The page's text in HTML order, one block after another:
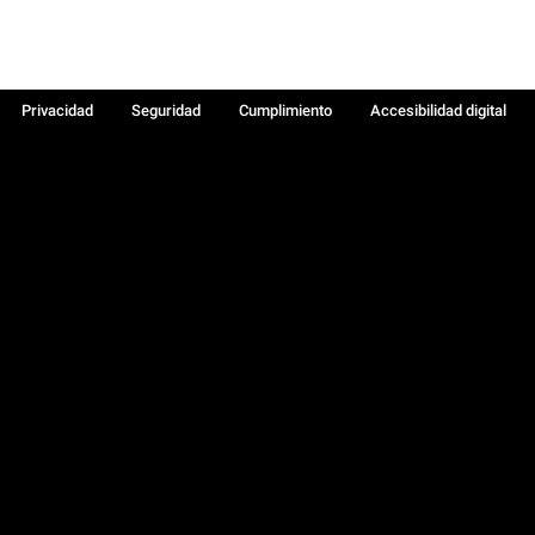
Privacidad Seguridad Cumplimiento
Accesibilidad digital